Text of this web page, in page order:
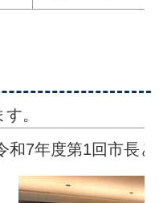
。
和7年度第1回市長